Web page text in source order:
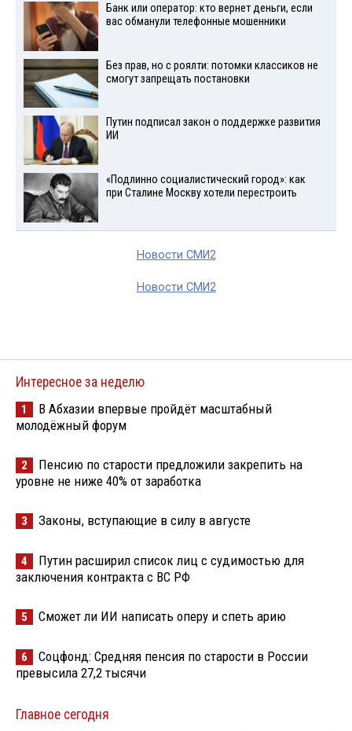
Банк или оператор: кто вернет деньги, если
вас обманули телефонные мошенники
Без прав, но с роялти: потомки классиков не
смогут запрещать постановки
Путин подписал закон о поддержке развития
ИИ
«Подлинно социалистический город»: как
при Сталине Москву хотели перестроить
Новости СМИ2
Новости СМИ2
Интересное за неделю
1
В Абхазии впервые пройдёт масштабный
молодёжный форум
2
Пенсию по старости предложили закрепить на
уровне не ниже 40% от заработка
3 Законы, вступающие в силу в августе
4
Путин расширил список лиц с судимостью для
заключения контракта с ВС РФ
5 Сможет ли ИИ написать оперу и спеть арию
6
Соцфонд: Средняя пенсия по старости в России
превысила 27,2 тысячи
Главное сегодня